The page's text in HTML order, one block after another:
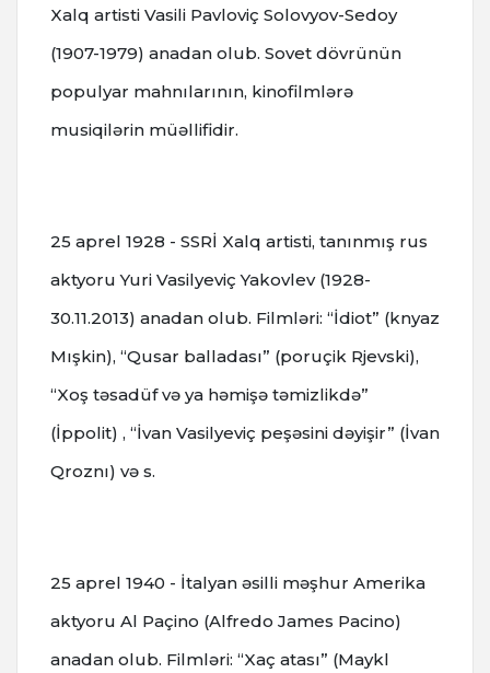
Xalq artisti Vasili Pavloviç Solovyov-Sedoy
(1907-1979) anadan olub. Sovet dövrünün
populyar mahnılarının, kinofilmlərə
musiqilərin müəllifidir.
25 aprel 1928 - SSRİ Xalq artisti, tanınmış rus
aktyoru Yuri Vasilyeviç Yakovlev (1928-
30.11.2013) anadan olub. Filmləri: “İdiot” (knyaz
Mışkin), “Qusar balladası” (poruçik Rjevski),
“Xoş təsadüf və ya həmişə təmizlikdə”
(İppolit) , “İvan Vasilyeviç peşəsini dəyişir” (İvan
Qroznı) və s.
25 aprel 1940 - İtalyan əsilli məşhur Amerika
aktyoru Al Paçino (Alfredo James Pacino)
anadan olub. Filmləri: “Xaç atası” (Maykl